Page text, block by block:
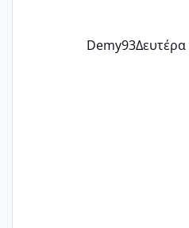
Demy93Δευτέρα